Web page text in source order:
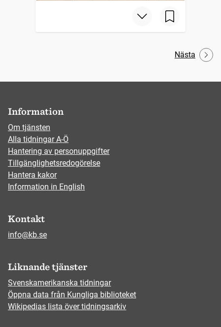
Nästa
Information
Om tjänsten
Alla tidningar A-Ö
Hantering av personuppgifter
Tillgänglighetsredogörelse
Hantera kakor
Information in English
Kontakt
info@kb.se
Liknande tjänster
Svenskamerikanska tidningar
Öppna data från Kungliga biblioteket
Wikipedias lista över tidningsarkiv